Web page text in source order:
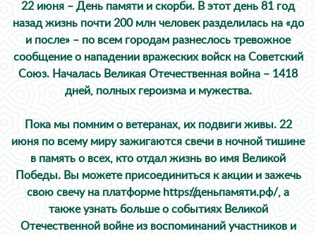
22 июня – День памяти и скорби. В этот день 81 год
назад жизнь почти 200 млн человек разделилась на «до
и после» – по всем городам разнеслось тревожное
сообщение о нападении вражеских войск на Советский
Союз. Началась Великая Отечественная война – 1418
дней, полных героизма и мужества.
Пока мы помним о ветеранах, их подвиги живы. 22
июня по всему миру зажигаются свечи в ночной тишине
в память о всех, кто отдал жизнь во имя Великой
Победы. Вы можете присоединиться к акции и зажечь
свою свечу на платформе https://деньпамяти.рф/, а
также узнать больше о событиях Великой
Отечественной войне из воспоминаний участников и